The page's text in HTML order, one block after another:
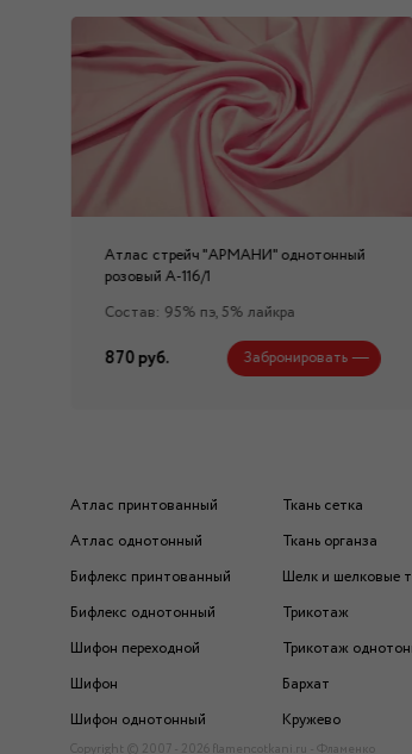
Атлас стрейч "APMAНИ" однотонный
розовый А-116/1
Состав: 95% пэ, 5% лайкра
870 руб. Забронировать
Атлас принтованный
Атлас однотонный
Бифлекс принтованный
Бифлекс однотонный
Шифон переходной
Шифон
Шифон однотонный
Ткань сетка
Ткань органза
Шелк и шелковые
Трикотаж
Трикотаж
Бархат
Кружево
Copyright © 2007 - 2026 flamencotkani.ru - Фламенко